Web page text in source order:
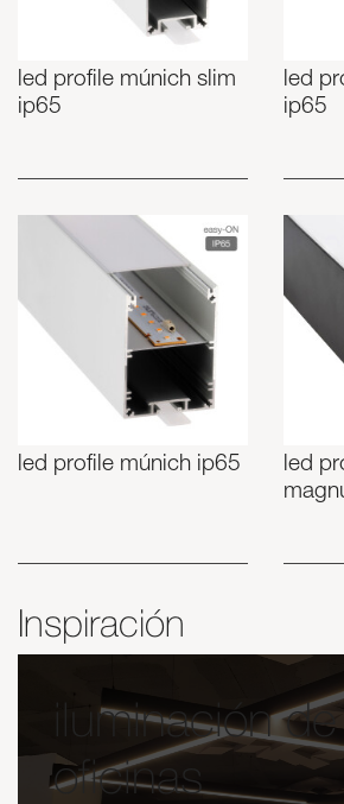
led profile múnich slim
ip65
led
ip65
led profile múnich ip65
led
Inspiración
iluminación de
oficinas